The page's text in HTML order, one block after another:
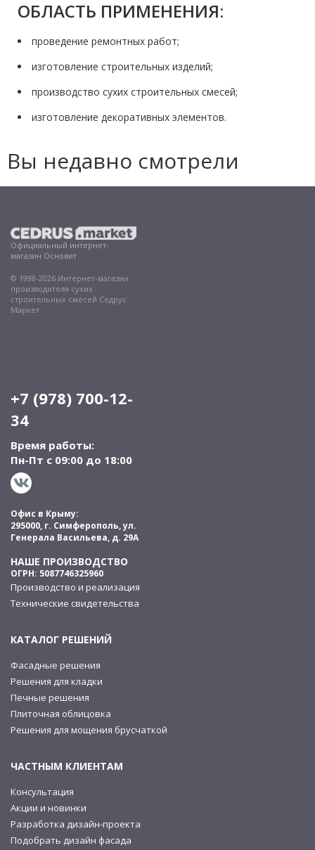
ОБЛАСТЬ ПРИМЕНЕНИЯ:
проведение ремонтных работ;
изготовление строительных изделий;
производство сухих строительных смесей;
изготовление декоративных элементов.
Вы недавно смотрели
Официальный интернет-
магазин Основит
© 1998-2026 Интернет-магазин
производителя сухих
строительных смесей Седрус
Маркет
+7 (978) 700-12-
34
Время работы:
Пн-Пт с 09:00 до 18:00
Офис в Крыму:
295000, г. Симферополь, ул.
Генерала Васильева, д. 29А
ОГРН: 5087746325960
НАШЕ ПРОИЗВОДСТВО
Производство и реализация
Технические свидетельства
КАТАЛОГ РЕШЕНИЙ
Фасадные решения
Решения для кладки
Печные решения
Плиточная облицовка
Решения для мощения брусчаткой
ЧАСТНЫМ КЛИЕНТАМ
Консультация
Акции и новинки
Разработка дизайн-проекта
Подобрать дизайн фасада